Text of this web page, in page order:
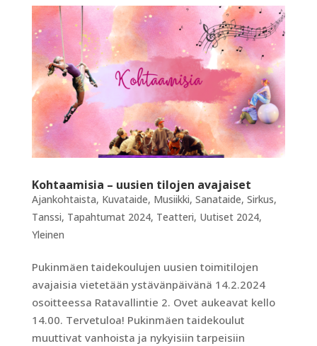
Kohtaamisia – uusien tilojen avajaiset
Ajankohtaista, Kuvataide, Musiikki, Sanataide, Sirkus,
Tanssi, Tapahtumat 2024, Teatteri, Uutiset 2024,
Yleinen
Pukinmäen taidekoulujen uusien toimitilojen
avajaisia vietetään ystävänpäivänä 14.2.2024
osoitteessa Ratavallintie 2. Ovet aukeavat kello
14.00. Tervetuloa! Pukinmäen taidekoulut
muuttivat vanhoista ja nykyisiin tarpeisiin